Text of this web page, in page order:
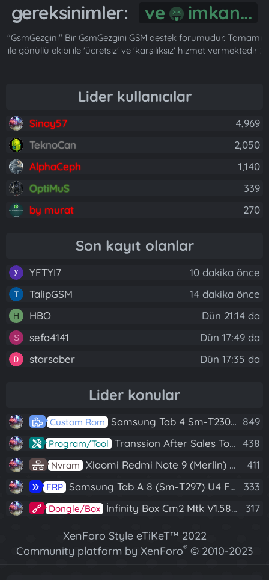
gereksinimler:
ve imkan...
"GsmGezgini" Bir GsmGezgini GSM destek forumudur. Tamami
ile gönüllü ekibi ile 'ücretsiz' ve 'karşılıksız' hizmet vermektedir !
Lider kullanıcılar
Sinay57
4,969
TeknoCan
2,050
AlphaCeph
1,140
OptiMuS
339
by murat
270
Son kayıt olanlar
YFTYI7
10 dakika önce
TalipGSM
14 dakika önce
H HBO Dün 21:14 da
S sefa4141
Dün 17:49 da
starsaber
Dün 17:35 da
Lider konular
Custom Rom Samsung Tab 4 Sm-T230 Android 7.1 Stabil Eba Destekli Yazılım 849
Program/Tool Transsion After Sales Tool V1.5.1 Full (Tüm Mtk Işlemcili Cihazları Meta Moda Alma) 438
Nvram Xiaomi Redmi Note 9 (Merlin) Nvram Yedeği Fix Nv By Dft Pro 411
FRP Samsung Tab A 8 (Sm-T297) U4 Frp Reset 333
Dongle/Box İnfinity Box Cm2 Mtk V1.58 Full Kurulum+Crack 317
XenForo Style eTiKeT™ 2022
Community platform by XenForo® © 2010-2023